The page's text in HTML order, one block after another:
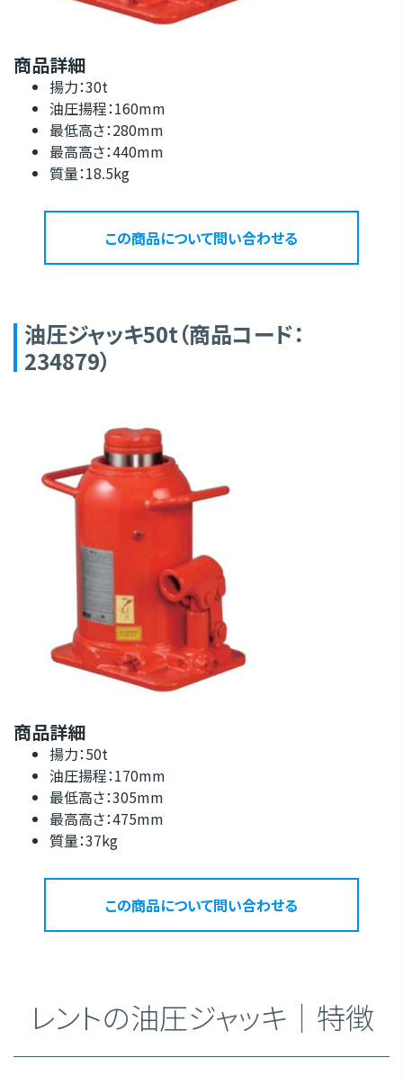
商品詳細
揚力：30t
油圧揚程：160mm
最低高さ：280mm
最高高さ：440mm
質量：18.5kg
この商品について問い合わせる
油圧ジャッキ50t（商品コード：
234879）
商品詳細
揚力：50t
油圧揚程：170mm
最低高さ：305mm
最高高さ：475mm
質量：37kg
この商品について問い合わせる
レントの油圧ジャッキ｜特徴